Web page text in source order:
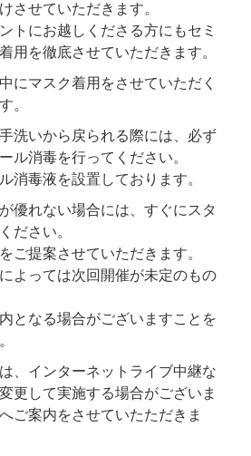
させていただきます。
トにお越しくださる方にもセミ
用を徹底させていただきます。
にマスク着用をさせていただく
。
洗いから戻られる際には、必ず
ル消毒を行ってください。
消毒液を設置しております。
優れない場合には、すぐにスタ
ださい。
ご提案させていただきます。
よっては次回開催が未定のもの
となる場合がございますことを
、インターネットライブ中継な
更して実施する場合がございま
ご案内をさせていたただきま